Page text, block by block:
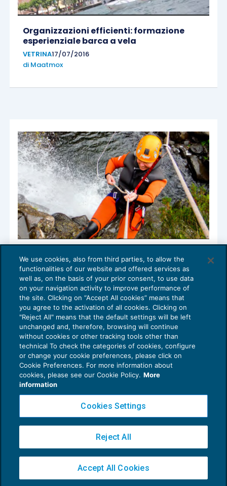
Organizzazioni efficienti: formazione
esperienziale barca a vela
VETRINA17/07/2016
di Maatmox
Autocontrollo e concentrazione:
formazione esperienziale canyoning
VETRINA17/07/2016
diMaatmox
Privacy Policy
Cookie Policy
Copyright 2016 ©Gruppo Euroconference S.p.A.v2.32.4
Piazza Luigi Einaudi, 10N01 - 20124 Milano - info@ecnews.it
02776120236
We use cookies, also from third parties, to allow the
functionalities of our website and offered services as
well as, on the basis of your prior consent, to use data
on your navigation activity to improve performance of
the site. Clicking on “Accept All cookies” means that
you agree to the activation of all cookies. Clicking on
"Reject All" means that the default settings will be left
unchanged and, therefore, browsing will continue
without cookies or other tracking tools other than
technical To check the categories of cookies, configure
or change your cookie preferences, please click on
Cookie Preferences. For more information about
cookies, please see our Cookie Policy. More
information
Cookies Settings
Reject All
Accept All Cookies